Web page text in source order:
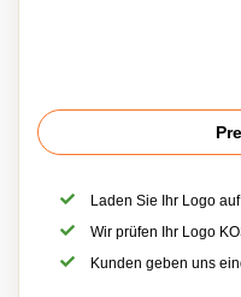
Laden Sie Ihr Logo
Wir prüfen Ihr Logo
Kunden geben uns